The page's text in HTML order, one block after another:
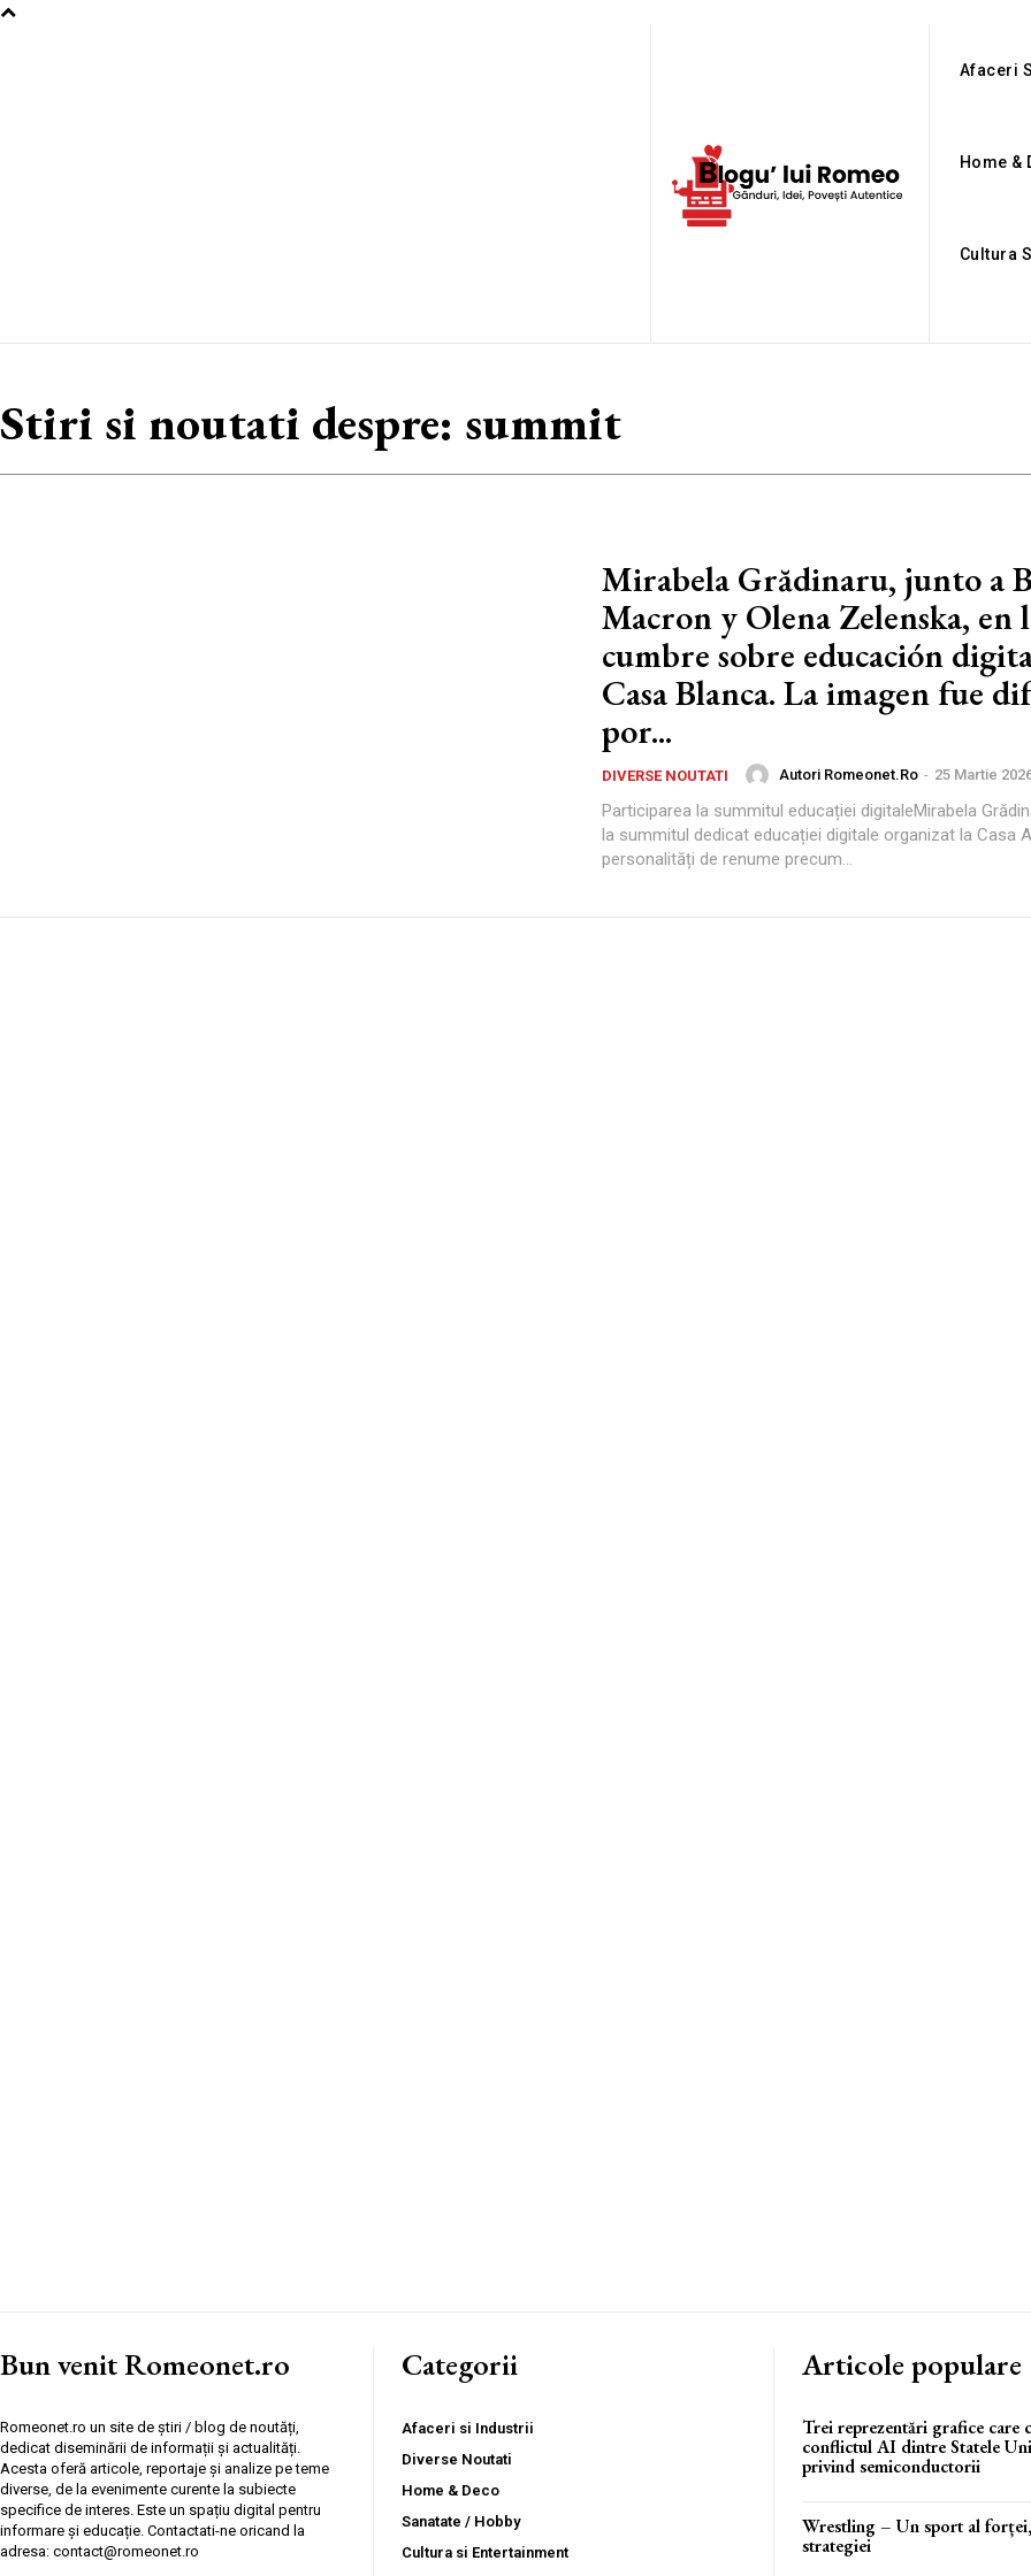
Afaceri
Home &
Cultura
Stiri si noutati despre: summit
Mirabela Grădinaru, junto a
Macron y Olena Zelenska, en
cumbre sobre educación
Casa Blanca. La imagen fue
por...
DIVERSE NOUTATI Autori Romeonet.ro - 25 Martie
Participarea la summitul educației digitaleMirabela
la summitul dedicat educației digitale organizat la Casa
personalități de renume precum...
Bun venit Romeonet.ro
Romeonet.ro un site de știri / blog de noutăți,
dedicat diseminării de informații și actualități.
Acesta oferă articole, reportaje și analize pe teme
diverse, de la evenimente curente la subiecte
specifice de interes. Este un spațiu digital pentru
informare și educație. Contactati-ne oricand la
adresa: contact@romeonet.ro
Categorii
Afaceri si Industrii
Diverse Noutati
Home & Deco
Sanatate / Hobby
Cultura si Entertainment
Articole populare
Trei reprezentări grafice care
conflictul AI dintre Statele
privind semiconductorii
Wrestling – Un sport al
strategiei